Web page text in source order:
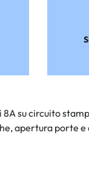
su circuito
apertura porte